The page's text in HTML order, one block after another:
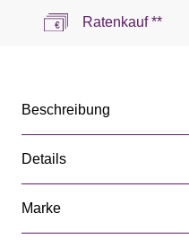
Ratenkauf **
Beschreibung
Details
Marke